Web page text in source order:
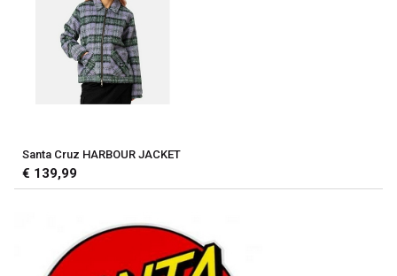
Santa Cruz HARBOUR JACKET
€ 139,99